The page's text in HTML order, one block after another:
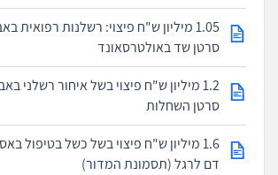
1.05 מיליון ש"ח פיצוי: רשלנות רפואית
סרטן שד באולטרסאונד
1.2 מיליון ש"ח פיצוי בשל איחור רשלני
סרטן השחלות
1.6 מיליון ש"ח פיצוי בשל כשל בטיפול
דם לרגל (תסמונת המדור)